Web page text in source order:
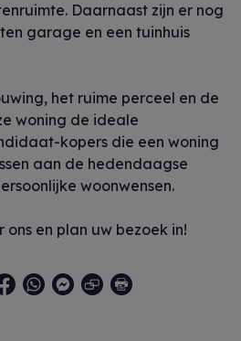
Daarnaast zijn er nog
garage en een tuinhuis
het ruime perceel en de
woning de ideale
kopers die een woning
aan de hedendaagse
woonwensen.
en plan uw bezoek in!